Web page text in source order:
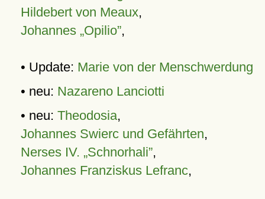
Hildebert von Meaux,
Johannes „Opilio”,
• Update: Marie von der Menschwerdung
• neu: Nazareno Lanciotti
• neu: Theodosia,
Johannes Swierc und Gefährten,
Nerses IV. „Schnorhali”,
Johannes Franziskus Lefranc,